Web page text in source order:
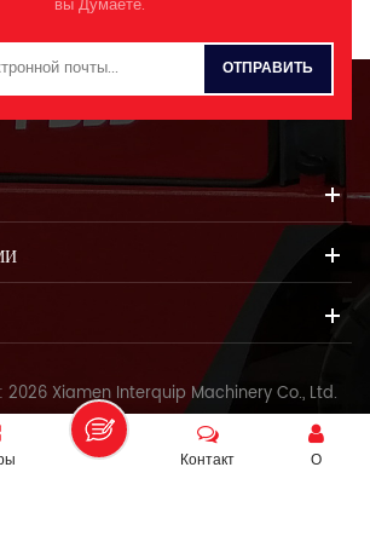
вы Думаете.
2026 Xiamen Interquip Machinery Co., Ltd.
Все права защищены.
IPv6 сеть поддерживается
О
Контакт